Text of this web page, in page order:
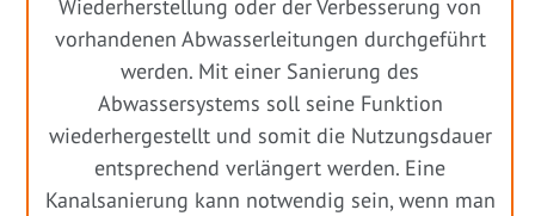
Wiederherstellung oder der Verbesserung von
vorhandenen Abwasserleitungen durchgeführt
werden. Mit einer Sanierung des
Abwassersystems soll seine Funktion
wiederhergestellt und somit die Nutzungsdauer
entsprechend verlängert werden. Eine
Kanalsanierung kann notwendig sein, wenn man